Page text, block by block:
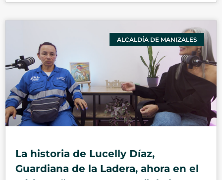
ALCALDÍA DE MANIZALES
La historia de Lucelly Díaz,
Guardiana de la Ladera, ahora en el